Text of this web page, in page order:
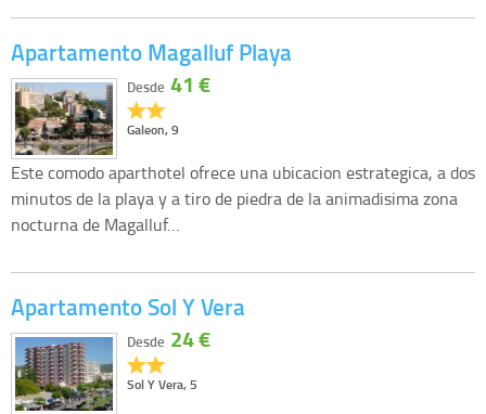
Apartamento Magalluf Playa
Galeon, 9
Desde 41 €
Este comodo aparthotel ofrece una ubicacion estrategica, a dos
minutos de la playa y a tiro de piedra de la animadisima zona
nocturna de Magalluf…
Apartamento Sol Y Vera
Sol Y Vera, 5
Desde 24 €